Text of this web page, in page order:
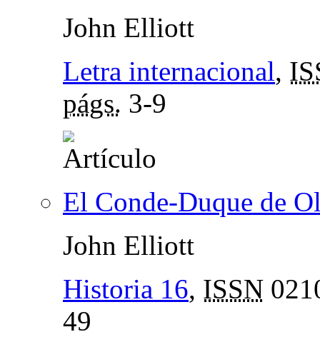
John Elliott
Letra internacional,
págs. 3-9
El Conde-Duque de
John Elliott
Historia 16, ISSN
49